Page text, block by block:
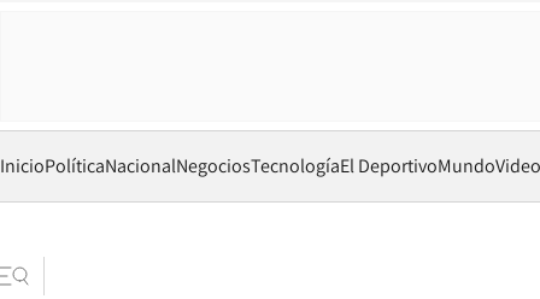
InicioPolíticaNacionalNegociosTecnologíaEl DeportivoMundo